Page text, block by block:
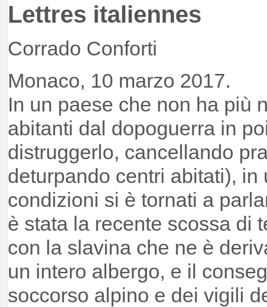
Lettres italiennes
Corrado Conforti
Monaco, 10 marzo 2017.
In un paese che non ha più
abitanti dal dopoguerra in
distruggerlo, cancellando
deturpando centri abitati), in
condizioni si è tornati a
è stata la recente scossa di
con la slavina che ne è
un intero albergo, e il
soccorso alpino e dei vigili